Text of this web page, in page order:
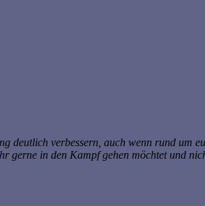
deutlich verbessern, auch wenn rund um
gerne in den Kampf gehen möchtet und